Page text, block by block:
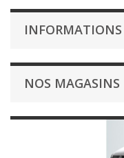
INFORMATIONS
NOS MAGASINS